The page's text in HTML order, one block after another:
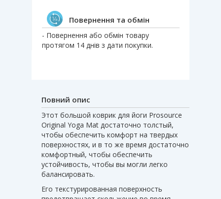
Повернення та обмін
- Повернення або обмін товару
протягом 14 днів з дати покупки.
Повний опис
Этот большой коврик для йоги Prosource
Original Yoga Mat достаточно толстый,
чтобы обеспечить комфорт на твердых
поверхностях, и в то же время достаточно
комфортный, чтобы обеспечить
устойчивость, чтобы вы могли легко
балансировать.
Его текстурированная поверхность